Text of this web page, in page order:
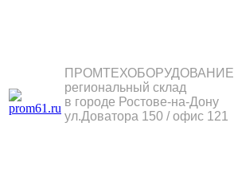
ПРОМТЕХОБОРУДОВАНИЕ
региональный склад
в городе Ростове-на-Дону
ул.Доватора 150 / офис 121